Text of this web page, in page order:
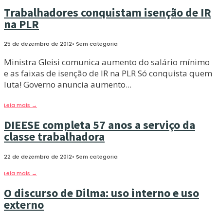
Trabalhadores conquistam isenção de IR
na PLR
25 de dezembro de 2012• Sem categoria
Ministra Gleisi comunica aumento do salário mínimo
e as faixas de isenção de IR na PLR Só conquista quem
luta! Governo anuncia aumento...
Leia mais →
DIEESE completa 57 anos a serviço da
classe trabalhadora
22 de dezembro de 2012• Sem categoria
Leia mais →
O discurso de Dilma: uso interno e uso
externo